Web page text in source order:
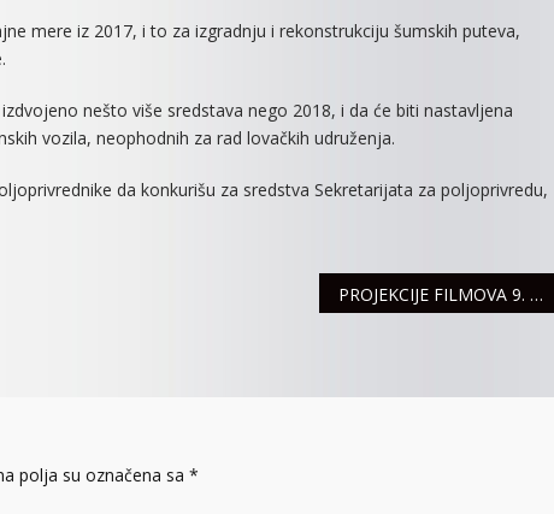
mere iz 2017, i to za izgradnju i rekonstrukciju šumskih puteva,
nešto više sredstava nego 2018, i da će biti nastavljena
vozila, neophodnih za rad lovačkih udruženja.
da konkurišu za sredstva Sekretarijata za poljoprivredu,
PROJEKCIJE FILMOVA 9. I 10. JANUARA
polja su označena sa *